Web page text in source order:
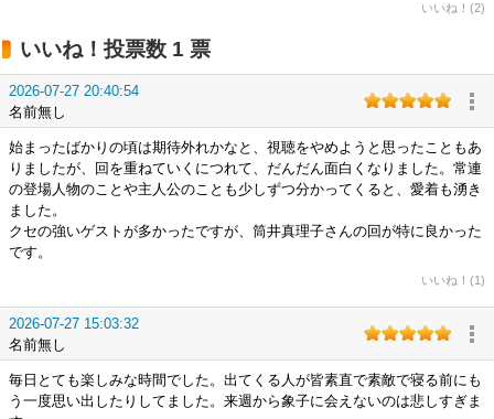
いいね！(2)
いいね！投票数 1 票
2026-07-27 20:40:54
名前無し
始まったばかりの頃は期待外れかなと、視聴をやめようと思ったこともあ
りましたが、回を重ねていくにつれて、だんだん面白くなりました。常連
の登場人物のことや主人公のことも少しずつ分かってくると、愛着も湧き
ました。
クセの強いゲストが多かったですが、筒井真理子さんの回が特に良かった
です。
いいね！(1)
2026-07-27 15:03:32
名前無し
毎日とても楽しみな時間でした。出てくる人が皆素直で素敵で寝る前にも
う一度思い出したりしてました。来週から象子に会えないのは悲しすぎま